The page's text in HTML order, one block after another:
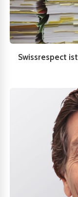
Swissrespect